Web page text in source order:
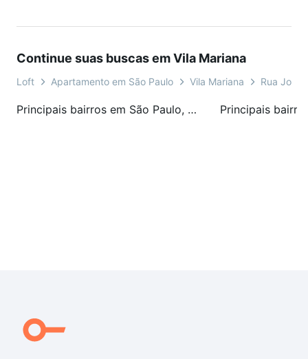
Continue suas buscas em Vila Mariana
Loft Apartamento em São Paulo Vila Mariana Rua
Principais bairros em São Paulo, SP